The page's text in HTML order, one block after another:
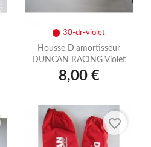
30-dr-violet
Housse D'amortisseur
DUNCAN RACING Violet
8,00 €
favorite_border